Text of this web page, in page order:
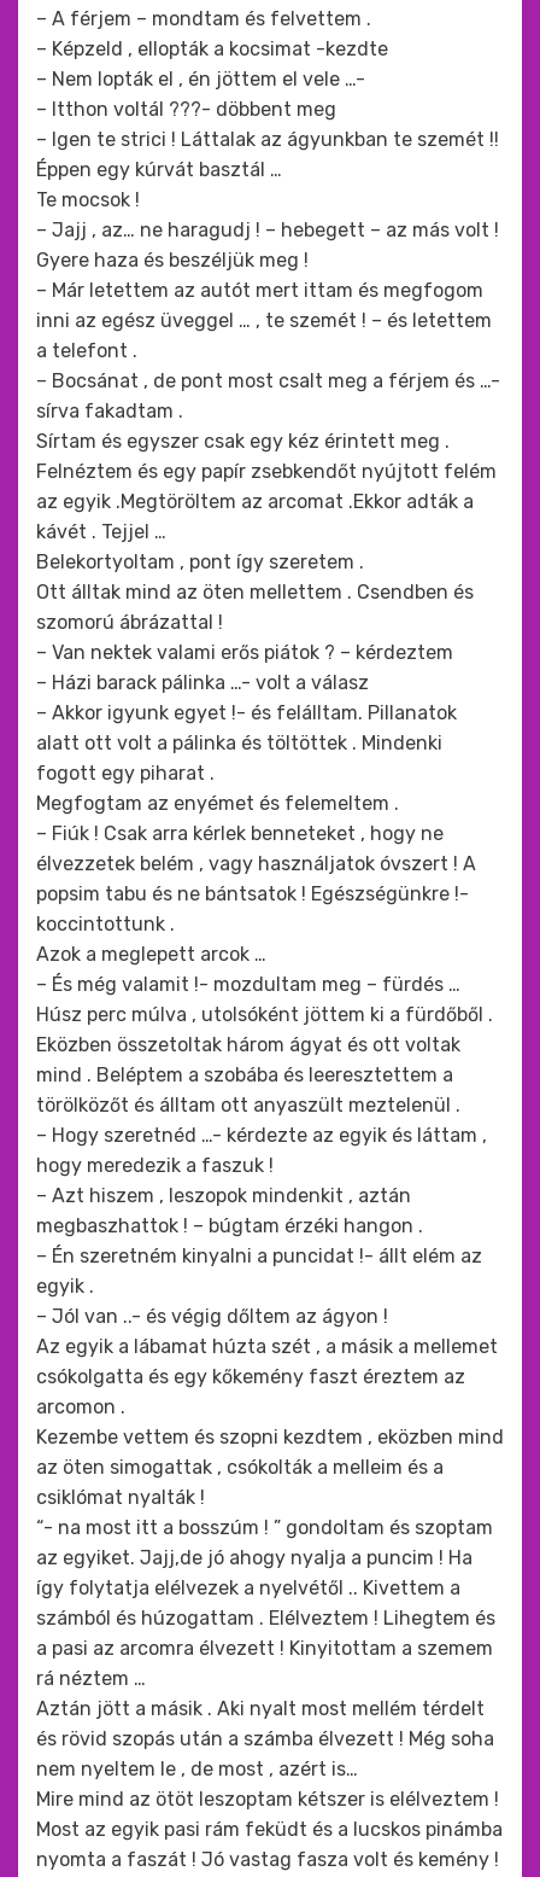
– A férjem – mondtam és felvettem .
– Képzeld , ellopták a kocsimat -kezdte
– Nem lopták el , én jöttem el vele …-
– Itthon voltál ???- döbbent meg
– Igen te strici ! Láttalak az ágyunkban te szemét !!
Éppen egy kúrvát basztál …
Te mocsok !
– Jajj , az… ne haragudj ! – hebegett – az más volt !
Gyere haza és beszéljük meg !
– Már letettem az autót mert ittam és megfogom
inni az egész üveggel … , te szemét ! – és letettem
a telefont .
– Bocsánat , de pont most csalt meg a férjem és …-
sírva fakadtam .
Sírtam és egyszer csak egy kéz érintett meg .
Felnéztem és egy papír zsebkendőt nyújtott felém
az egyik .Megtöröltem az arcomat .Ekkor adták a
kávét . Tejjel …
Belekortyoltam , pont így szeretem .
Ott álltak mind az öten mellettem . Csendben és
szomorú ábrázattal !
– Van nektek valami erős piátok ? – kérdeztem
– Házi barack pálinka …- volt a válasz
– Akkor igyunk egyet !- és felálltam. Pillanatok
alatt ott volt a pálinka és töltöttek . Mindenki
fogott egy piharat .
Megfogtam az enyémet és felemeltem .
– Fiúk ! Csak arra kérlek benneteket , hogy ne
élvezzetek belém , vagy használjatok óvszert ! A
popsim tabu és ne bántsatok ! Egészségünkre !-
koccintottunk .
Azok a meglepett arcok …
– És még valamit !- mozdultam meg – fürdés …
Húsz perc múlva , utolsóként jöttem ki a fürdőből .
Eközben összetoltak három ágyat és ott voltak
mind . Beléptem a szobába és leeresztettem a
törölközőt és álltam ott anyaszült meztelenül .
– Hogy szeretnéd …- kérdezte az egyik és láttam ,
hogy meredezik a faszuk !
– Azt hiszem , leszopok mindenkit , aztán
megbaszhattok ! – búgtam érzéki hangon .
– Én szeretném kinyalni a puncidat !- állt elém az
egyik .
– Jól van ..- és végig dőltem az ágyon !
Az egyik a lábamat húzta szét , a másik a mellemet
csókolgatta és egy kőkemény faszt éreztem az
arcomon .
Kezembe vettem és szopni kezdtem , eközben mind
az öten simogattak , csókolták a melleim és a
csiklómat nyalták !
“- na most itt a bosszúm ! ” gondoltam és szoptam
az egyiket. Jajj,de jó ahogy nyalja a puncim ! Ha
így folytatja elélvezek a nyelvétől .. Kivettem a
számból és húzogattam . Elélveztem ! Lihegtem és
a pasi az arcomra élvezett ! Kinyitottam a szemem
rá néztem …
Aztán jött a másik . Aki nyalt most mellém térdelt
és rövid szopás után a számba élvezett ! Még soha
nem nyeltem le , de most , azért is…
Mire mind az ötöt leszoptam kétszer is elélveztem !
Most az egyik pasi rám feküdt és a lucskos pinámba
nyomta a faszát ! Jó vastag fasza volt és kemény !